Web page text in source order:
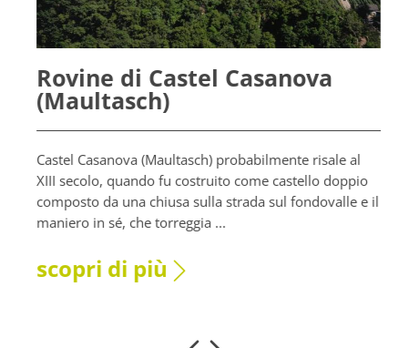
Rovine di Castel Casanova
(Maultasch)
Castel Casanova (Maultasch) probabilmente risale al
XIII secolo, quando fu costruito come castello doppio
composto da una chiusa sulla strada sul fondovalle e il
maniero in sé, che torreggia ...
scopri di più